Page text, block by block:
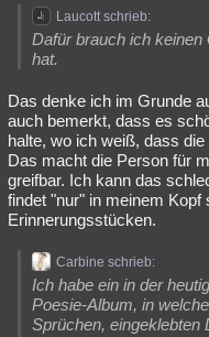
Laucott schrieb:
Dafür brauch ich keinen
hat.
Das denke ich im Grunde
auch bemerkt, dass es
halte, wo ich weiß, dass
Das macht die Person für
greifbar. Ich kann das
findet "nur" in meinem
Erinnerungsstücken.
Carbine schrieb:
Ich habe ein in der
Poesie-Album, in
Sprüchen, eingeklebten